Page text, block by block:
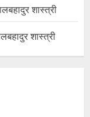
शास्त्री
शास्त्री